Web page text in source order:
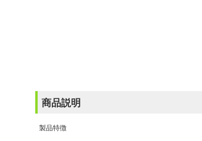
商品説明
製品特徴